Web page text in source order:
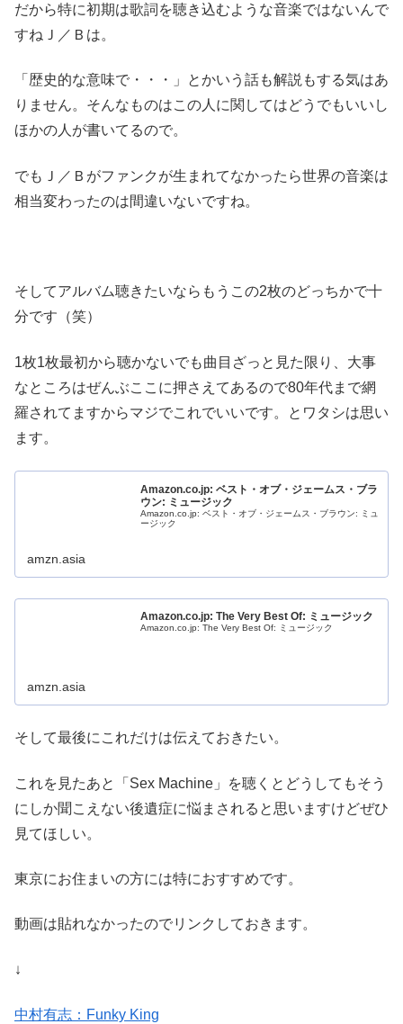
だから特に初期は歌詞を聴き込むような音楽ではないんで
すねＪ／Ｂは。
「歴史的な意味で・・・」とかいう話も解説もする気はあ
りません。そんなものはこの人に関してはどうでもいいし
ほかの人が書いてるので。
でもＪ／Ｂがファンクが生まれてなかったら世界の音楽は
相当変わったのは間違いないですね。
そしてアルバム聴きたいならもうこの2枚のどっちかで十
分です（笑）
1枚1枚最初から聴かないでも曲目ざっと見た限り、大事
なところはぜんぶここに押さえてあるので80年代まで網
羅されてますからマジでこれでいいです。とワタシは思い
ます。
Amazon.co.jp: ベスト・オブ・ジェームス・ブラ
ウン: ミュージック
Amazon.co.jp: ベスト・オブ・ジェームス・ブラウン: ミュ
ージック
amzn.asia
Amazon.co.jp: The Very Best Of: ミュージック
Amazon.co.jp: The Very Best Of: ミュージック
amzn.asia
そして最後にこれだけは伝えておきたい。
これを見たあと「Sex Machine」を聴くとどうしてもそう
にしか聞こえない後遺症に悩まされると思いますけどぜひ
見てほしい。
東京にお住まいの方には特におすすめです。
動画は貼れなかったのでリンクしておきます。
↓
中村有志：Funky King